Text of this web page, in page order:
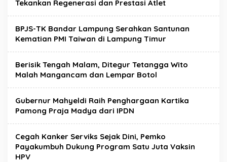
Tekankan Regenerasi dan Prestasi Atlet
BPJS-TK Bandar Lampung Serahkan Santunan
Kematian PMI Taiwan di Lampung Timur
Berisik Tengah Malam, Ditegur Tetangga Wito
Malah Mangancam dan Lempar Botol
Gubernur Mahyeldi Raih Penghargaan Kartika
Pamong Praja Madya dari IPDN
Cegah Kanker Serviks Sejak Dini, Pemko
Payakumbuh Dukung Program Satu Juta Vaksin
HPV